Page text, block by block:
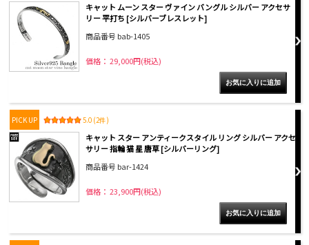
キャット ムーン スター ヴァイン バングル シルバー アクセサ
リー 平打ち [シルバーブレスレット]
商品番号 bab-1405
価格： 29,000円(税込)
PICK UP 5.0 (2件)
キャット スター アンティークスタイル リング シルバー アクセ
サリー 指輪 猫 星 唐草 [シルバーリング]
商品番号 bar-1424
価格： 23,900円(税込)